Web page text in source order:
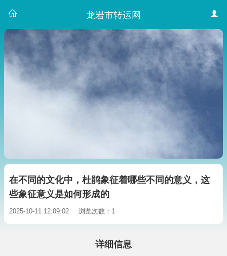
龙岩市转运网
在不同的文化中，杜鹃象征着哪些不同的意义，这
些象征意义是如何形成的
2025-10-11 12:09:02 浏览次数：1
详细信息